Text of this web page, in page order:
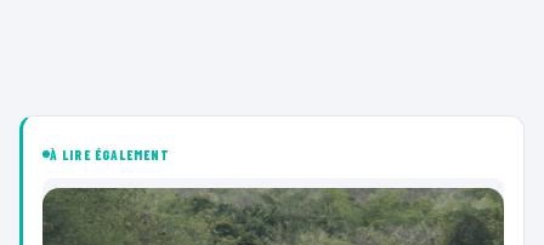
À LIRE ÉGALEMENT